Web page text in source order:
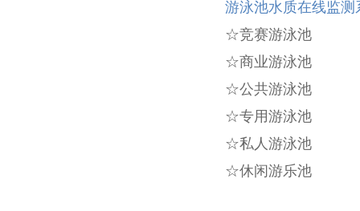
游泳池水质在线监测
☆竞赛游泳池
☆商业游泳池
☆公共游泳池
☆专用游泳池
☆私人游泳池
☆休闲游乐池